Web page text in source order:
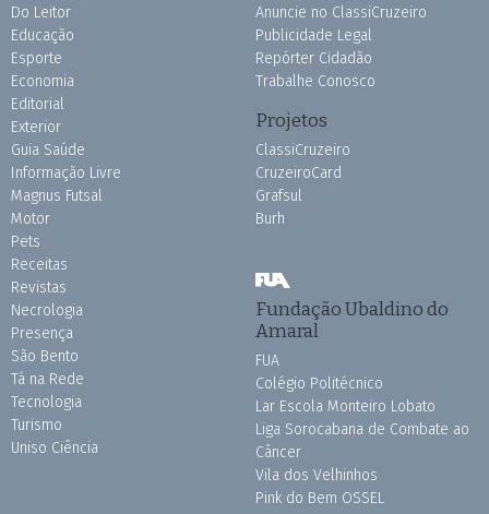
Do Leitor
Educação
Esporte
Economia
Editorial
Exterior
Guia Saúde
Informação Livre
Magnus Futsal
Motor
Pets
Receitas
Revistas
Necrologia
Presença
São Bento
Tá na Rede
Tecnologia
Turismo
Uniso Ciência
Anuncie no ClassiCruzeiro
Publicidade Legal
Repórter Cidadão
Trabalhe Conosco
Projetos
ClassiCruzeiro
CruzeiroCard
Grafsul
Burh
Fundação Ubaldino do
Amaral
FUA
Colégio Politécnico
Lar Escola Monteiro Lobato
Liga Sorocabana de Combate ao
Câncer
Vila dos Velhinhos
Pink do Bem OSSEL